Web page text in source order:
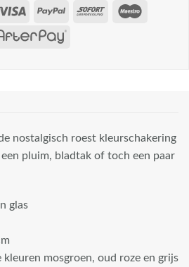
nostalgisch roest kleurschakering
pluim, bladtak of toch een paar
glas
mosgroen, oud roze en grijs